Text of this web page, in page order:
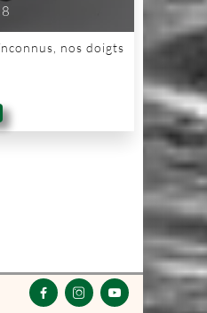
  
nos doigts